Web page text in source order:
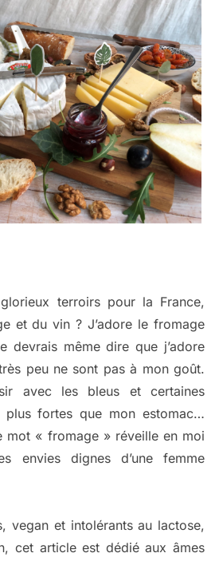
terroirs pour la France,
et du vin ? J’adore le fromage
devrais même dire que j’adore
peu ne sont pas à mon goût.
avec les bleus et certaines
plus fortes que mon estomac…
mot « fromage » réveille en moi
envies dignes d’une femme
vegan et intolérants au lactose,
cet article est dédié aux âmes